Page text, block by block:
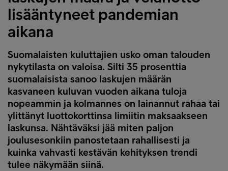
lisääntyneet pandemian
aikana
Suomalaisten kuluttajien usko oman talouden
nykytilasta on valoisa. Silti 35 prosenttia
suomalaisista sanoo laskujen määrän
kasvaneen kuluvan vuoden aikana tuloja
nopeammin ja kolmannes on lainannut rahaa tai
ylittänyt luottokorttinsa limiitin maksaakseen
laskunsa. Nähtäväksi jää miten paljon
joulusesonkiin panostetaan rahallisesti ja
kuinka vahvasti kestävän kehityksen trendi
tulee näkymään siinä.